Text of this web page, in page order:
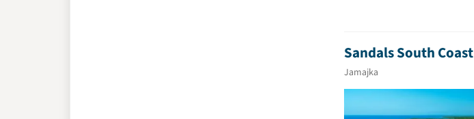
Sandals South Coast
Jamajka